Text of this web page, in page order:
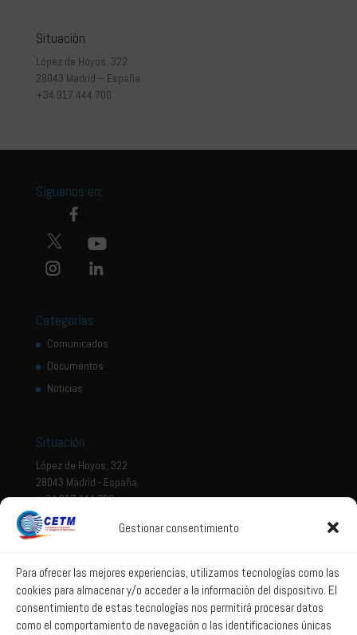
Gestionar consentimiento
Para ofrecer las mejores experiencias, utilizamos tecnologías como las
cookies para almacenar y/o acceder a la información del dispositivo. El
consentimiento de estas tecnologías nos permitirá procesar datos
como el comportamiento de navegación o las identificaciones únicas
Situación
López de Hoyos, 322
28043 Madrid – España
+34 917 444 700
Síguenos en:
Categorías
Comunicados
Documentos
Noticias
Situación
López de Hoyos, 322
28043 Madrid - España
+ 34 917 444 700
Aviso legal
Política de privacidad
Política de Sistema Interno de Información